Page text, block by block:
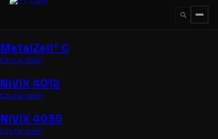
Przejdź
MetalZell® C
Czytaj dalej
NIVIX 4012
Czytaj dalej
NIVIX 4035
Czytaj dalej